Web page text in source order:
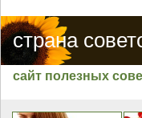
страна
сайт полезных